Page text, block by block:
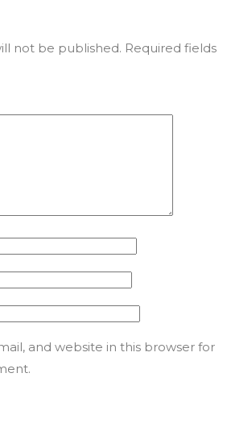
not be published. Required fields
and website in this browser for